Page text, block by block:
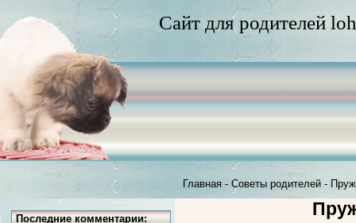
Сайт для родителей
Главная - Советы родителей -
Последние комментарии: